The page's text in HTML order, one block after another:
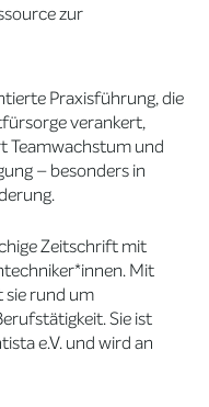
zur
Praxisführung, die
verankert,
Teamwachstum und
– besonders in
Zeitschrift mit
Mit
rund um
Sie ist
e.V. und wird an